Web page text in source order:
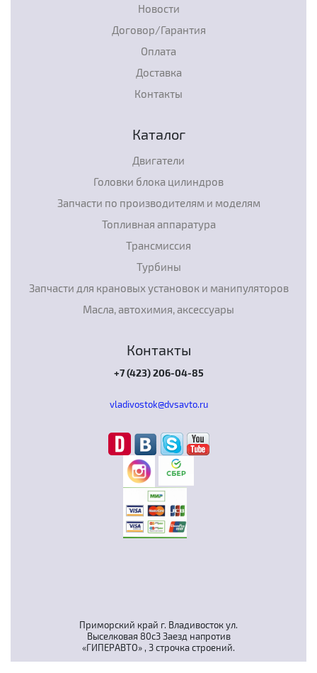
Приморский край г. Владивосток ул.
Выселковая 80с3 Заезд напротив
«ГИПЕРАВТО» , 3 строчка строений.
Новости
Договор/Гарантия
Оплата
Доставка
Контакты
Каталог
Двигатели
Головки блока цилиндров
Запчасти по производителям и моделям
Топливная аппаратура
Трансмиссия
Турбины
Запчасти для крановых установок и манипуляторов
Масла, автохимия, аксессуары
Контакты
+7 (423) 206-04-85
vladivostok@dvsavto.ru